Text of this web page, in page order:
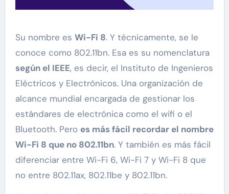
Su nombre es Wi-Fi 8. Y técnicamente, se le
conoce como 802.11bn. Esa es su nomenclatura
según el IEEE, es decir, el Instituto de Ingenieros
Eléctricos y Electrónicos. Una organización de
alcance mundial encargada de gestionar los
estándares de electrónica como el wifi o el
Bluetooth. Pero es más fácil recordar el nombre
Wi-Fi 8 que no 802.11bn. Y también es más fácil
diferenciar entre Wi-Fi 6, Wi-Fi 7 y Wi-Fi 8 que
no entre 802.11ax, 802.11be y 802.11bn.